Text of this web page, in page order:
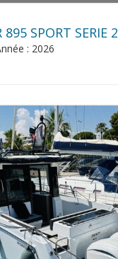
895 SPORT SERIE 2
: 2026